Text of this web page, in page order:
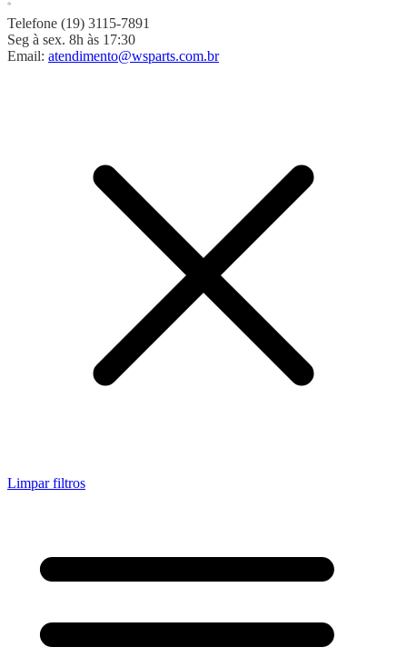
Telefone (19) 3115-7891
Seg à sex. 8h às 17:30
Email: atendimento@wsparts.com.br
Limpar filtros